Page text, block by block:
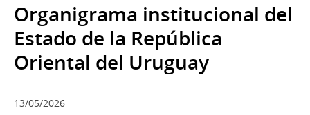
Organigrama institucional del
Estado de la República
Oriental del Uruguay
13/05/2026